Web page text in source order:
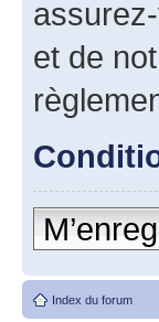
et de
Index du forum